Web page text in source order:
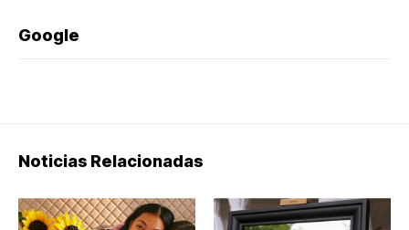
Google
Noticias Relacionadas